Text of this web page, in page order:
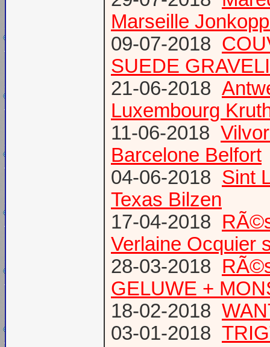
Marseille
09-07-2018
SUEDE
21-06-2018
Luxembourg
11-06-2018
Barcelone Belfort
04-06-2018 Sint
Texas Bilzen
17-04-2018
Verlaine Ocquier
28-03-2018
GELUWE +
18-02-2018
03-01-2018